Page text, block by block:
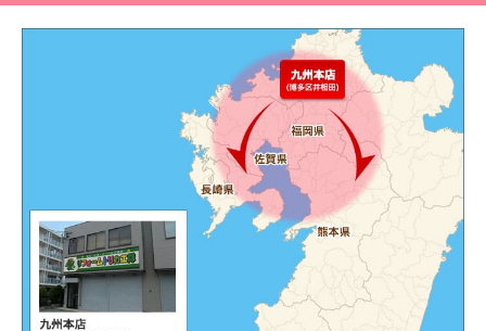
エアコンが２００V対応型だが、同じ２００Vでも
業務用なのでコンセントの形状が違い、途中で工
事業者が買いに行く始末。注文時に形状の確認も
別の部屋もお願いしたいと考えていたが、少々不
akagenoane